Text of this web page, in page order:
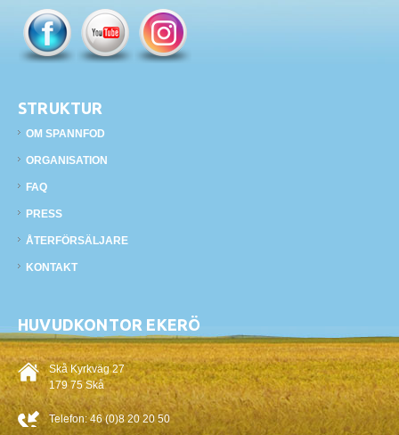
STRUKTUR
OM SPANNFOD
ORGANISATION
FAQ
PRESS
ÅTERFÖRSÄLJARE
KONTAKT
HUVUDKONTOR EKERÖ
Skå Kyrkväg 27
179 75 Skå
Telefon:46 (0)8 20 20 50